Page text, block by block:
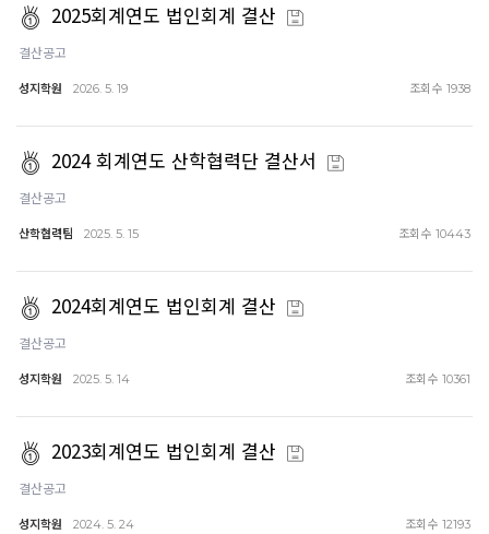
2025회계연도 법인회계 결산
결산공고
성지학원 2026. 5. 19 조회수 1938
2024 회계연도 산학협력단 결산서
결산공고
산학협력팀 2025. 5. 15 조회수 10443
2024회계연도 법인회계 결산
결산공고
성지학원 2025. 5. 14 조회수 10361
2023회계연도 법인회계 결산
결산공고
성지학원 2024. 5. 24 조회수 12193